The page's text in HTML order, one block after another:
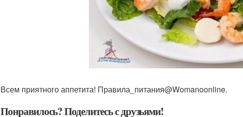
Всем приятного аппетита! Правила_питания@Womanoonline.
Понравилось? Поделитесь с друзьями!